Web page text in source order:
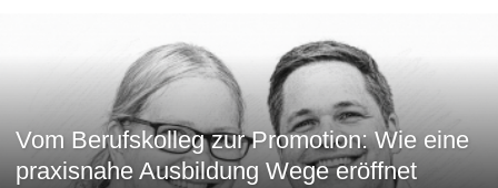
Vom Berufskolleg zur Promotion: Wie eine
praxisnahe Ausbildung Wege eröffnet